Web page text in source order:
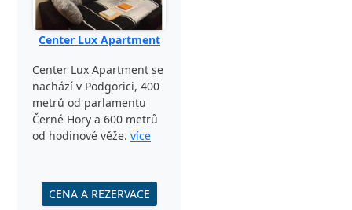
Center Lux Apartment
Center Lux Apartment se
nachází v Podgorici, 400
metrů od parlamentu
Černé Hory a 600 metrů
od hodinové věže. více
CENA A REZERVACE